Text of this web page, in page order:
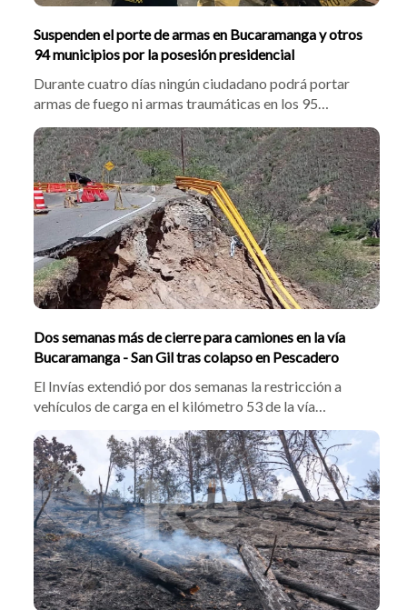
Suspenden el porte de armas en Bucaramanga y otros
94 municipios por la posesión presidencial
Durante cuatro días ningún ciudadano podrá portar
armas de fuego ni armas traumáticas en los 95
municipios bajo jurisdicción de la Quinta Brigada. La
medida fue adoptada con motivo de la posesión
presidencial del próximo 7 de agosto y busca reforzar
la seguridad durante este evento.
Dos semanas más de cierre para camiones en la vía
Bucaramanga - San Gil tras colapso en Pescadero
El Invías extendió por dos semanas la restricción a
vehículos de carga en el kilómetro 53 de la vía
Bucaramanga-San Gil por el colapso de la banca en
Pescadero. El director operativo, William Molano,
explicó que avanzan obras de mitigación y evalúan
soluciones definitivas para reabrir el tramo.